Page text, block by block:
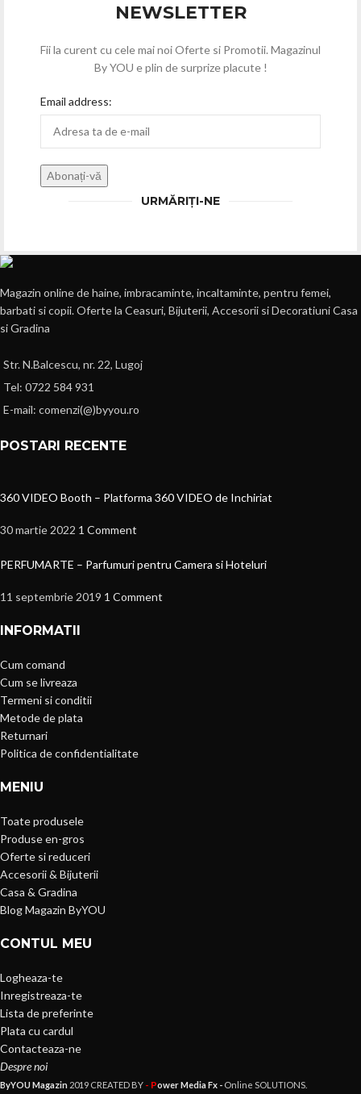
NEWSLETTER
Fii la curent cu cele mai noi Oferte si Promotii. Magazinul
By YOU e plin de surprize placute !
Email address:
URMĂRIȚI-NE
Magazin online de haine, imbracaminte, incaltaminte, pentru femei,
barbati si copii. Oferte la Ceasuri, Bijuterii, Accesorii si Decoratiuni Casa
si Gradina
Str. N.Balcescu, nr. 22, Lugoj
Tel: 0722 584 931
E-mail: comenzi(@)byyou.ro
POSTARI RECENTE
360 VIDEO Booth – Platforma 360 VIDEO de Inchiriat
30 martie 2022 1 Comment
PERFUMARTE – Parfumuri pentru Camera si Hoteluri
11 septembrie 2019 1 Comment
INFORMATII
Cum comand
Cum se livreaza
Termeni si conditii
Metode de plata
Returnari
Politica de confidentialitate
MENIU
Toate produsele
Produse en-gros
Oferte si reduceri
Accesorii & Bijuterii
Casa & Gradina
Blog Magazin ByYOU
CONTUL MEU
Logheaza-te
Inregistreaza-te
Lista de preferinte
Plata cu cardul
Contacteaza-ne
Despre noi
ByYOU Magazin 2019 CREATED BY - Power Media Fx - Online SOLUTIONS.